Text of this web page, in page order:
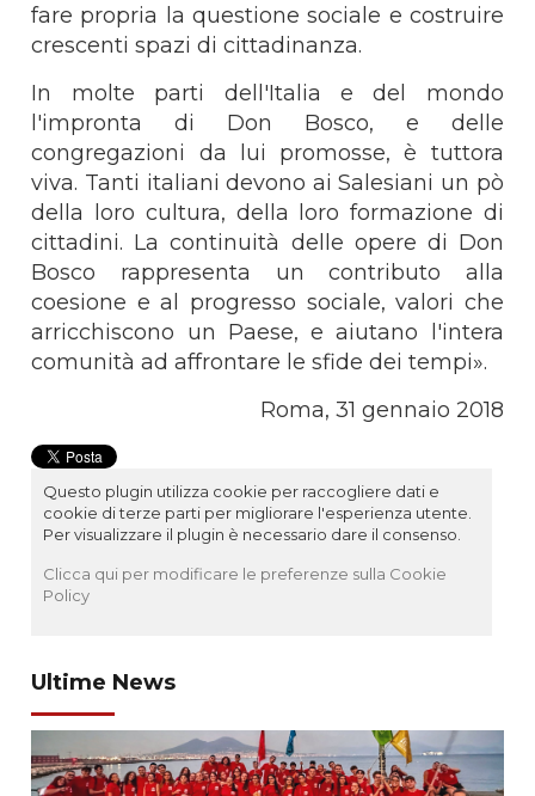
fare propria la questione sociale e costruire
crescenti spazi di cittadinanza.
In molte parti dell'Italia e del mondo
l'impronta di Don Bosco, e delle
congregazioni da lui promosse, è tuttora
viva. Tanti italiani devono ai Salesiani un pò
della loro cultura, della loro formazione di
cittadini. La continuità delle opere di Don
Bosco rappresenta un contributo alla
coesione e al progresso sociale, valori che
arricchiscono un Paese, e aiutano l'intera
comunità ad affrontare le sfide dei tempi».
Roma, 31 gennaio 2018
Questo plugin utilizza cookie per raccogliere dati e
cookie di terze parti per migliorare l'esperienza utente.
Per visualizzare il plugin è necessario dare il consenso.
Clicca qui per modificare le preferenze sulla Cookie
Policy
Ultime News